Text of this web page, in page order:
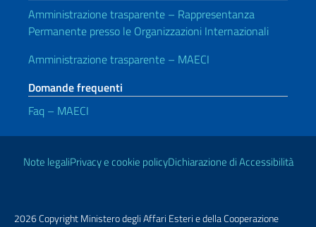
Amministrazione trasparente – Rappresentanza
Permanente presso le Organizzazioni Internazionali
Amministrazione trasparente – MAECI
Domande frequenti
Faq – MAECI
Link Utili
Note legaliPrivacy e cookie policyDichiarazione di Accessibilità
2026 Copyright Ministero degli Affari Esteri e della Cooperazione